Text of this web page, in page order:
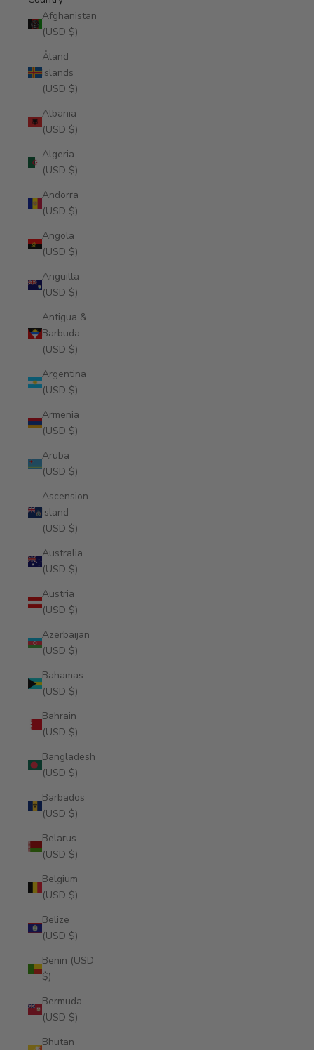
Afghanistan
(USD $)
Åland
Islands
(USD $)
Albania
(USD $)
Algeria
(USD $)
Andorra
(USD $)
Angola
(USD $)
Anguilla
(USD $)
Antigua &
Barbuda
(USD $)
Argentina
(USD $)
Armenia
(USD $)
Aruba
(USD $)
Ascension
Island
(USD $)
Australia
(USD $)
Austria
(USD $)
Azerbaijan
(USD $)
Bahamas
(USD $)
Bahrain
(USD $)
Bangladesh
(USD $)
Barbados
(USD $)
Belarus
(USD $)
Belgium
(USD $)
Belize
(USD $)
Benin (USD
$)
Bermuda
(USD $)
Bhutan